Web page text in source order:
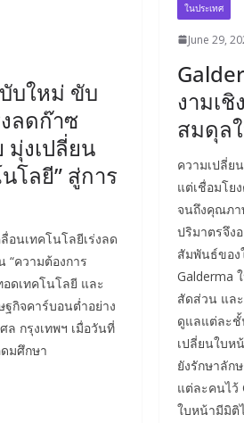
บใหม่ ขับ
ลดก๊าซ
มุ่งเปลี่ยน
โลยี” สู่การ
อนเทคโนโลยีเร่งลด
“ความต้องการ
ดเทคโนโลยี และ
ฐกิจคาร์บอนต่ำอย่าง
ล กรุงเทพฯ เมื่อวันที่
มศึกษา
ในประเทศ
June 29,
งามเ
สมดุล
ความเปลี่ย
แต่เชื่อมโย
จนถึงคุณภา
ปริมาตรจึง
สัมพันธ์ของ
Galderma
สัดส่วน แล
ดูแลแต่ละชั้
เปลี่ยนใบห
ยังรักษาลัก
แต่ละคนไว้
ใบหน้ามีมิติ